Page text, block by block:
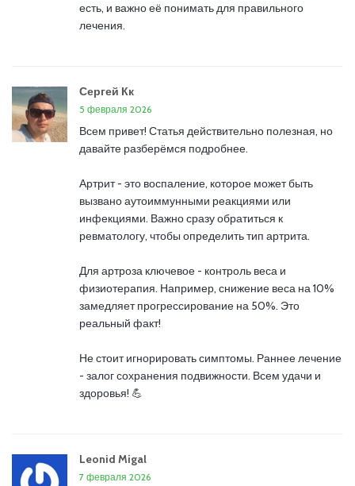
есть, и важно её понимать для правильного
лечения.
Сергей Кк
5 февраля 2026
Всем привет! Статья действительно полезная, но
давайте разберёмся подробнее.
Артрит - это воспаление, которое может быть
вызвано аутоиммунными реакциями или
инфекциями. Важно сразу обратиться к
ревматологу, чтобы определить тип артрита.
Для артроза ключевое - контроль веса и
физиотерапия. Например, снижение веса на 10%
замедляет прогрессирование на 50%. Это
реальный факт!
Не стоит игнорировать симптомы. Раннее лечение
- залог сохранения подвижности. Всем удачи и
здоровья! 💪
Leonid Migal
7 февраля 2026